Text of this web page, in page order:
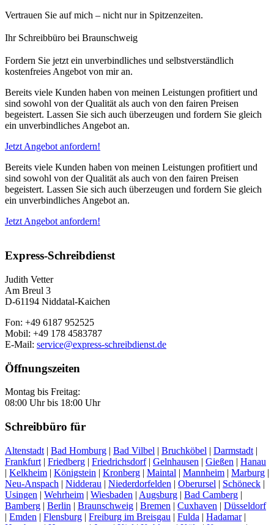
Vertrauen Sie auf mich – nicht nur in Spitzenzeiten.
Ihr Schreibbüro bei Braunschweig
Fordern Sie jetzt ein unverbindliches und selbstverständlich
kostenfreies Angebot von mir an.
Bereits viele Kunden haben von meinen Leistungen profitiert und
sind sowohl von der Qualität als auch von den fairen Preisen
begeistert. Lassen Sie sich auch überzeugen und fordern Sie gleich
ein unverbindliches Angebot an.
Jetzt Angebot anfordern!
Bereits viele Kunden haben von meinen Leistungen profitiert und
sind sowohl von der Qualität als auch von den fairen Preisen
begeistert. Lassen Sie sich auch überzeugen und fordern Sie gleich
ein unverbindliches Angebot an.
Jetzt Angebot anfordern!
Express-Schreibdienst
Judith Vetter
Am Breul 3
D-61194 Niddatal-Kaichen
Fon: +49 6187 952525
Mobil: +49 178 4583787
E-Mail: service@express-schreibdienst.de
Öffnungszeiten
Montag bis Freitag:
08:00 Uhr bis 18:00 Uhr
Schreibbüro für
Altenstadt | Bad Homburg | Bad Vilbel | Bruchköbel | Darmstadt |
Frankfurt | Friedberg | Friedrichsdorf| Gelnhausen | Gießen | Hanau
| Kelkheim | Königstein | Kronberg | Maintal | Mannheim | Marburg |
Neu-Anspach | Nidderau | Niederdorfelden | Oberursel | Schöneck |
Usingen | Wehrheim | Wiesbaden | Augsburg | Bad Camberg |
Bamberg | Berlin | Braunschweig | Bremen | Cuxhaven | Düsseldorf
| Emden | Flensburg | Freiburg im Breisgau | Fulda | Hadamar|